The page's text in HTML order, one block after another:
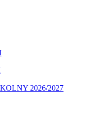
2026/2027